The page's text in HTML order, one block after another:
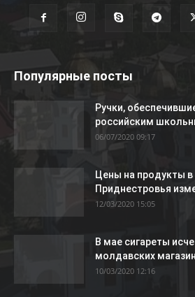
Популярные посты
Ручки,
российским
06/07/2020 09:17
Цены на продукты в
Приднестровья
12/03/2020 15:05
В мае сигареты
молдавских
10/03/2020 12:16